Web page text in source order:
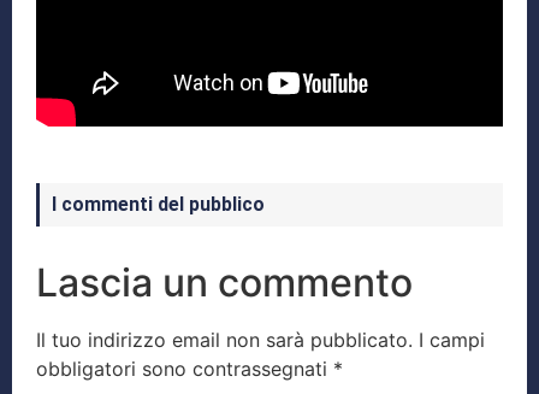
I commenti del pubblico
Lascia un commento
Il tuo indirizzo email non sarà pubblicato. I campi
obbligatori sono contrassegnati *